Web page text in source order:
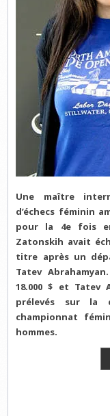
Une maître
d’échecs féminin
pour la 4e fois
Zatonskih avait
titre après un
Tatev
18.000 $ et Tatev
prélevés sur la
championnat
hommes.